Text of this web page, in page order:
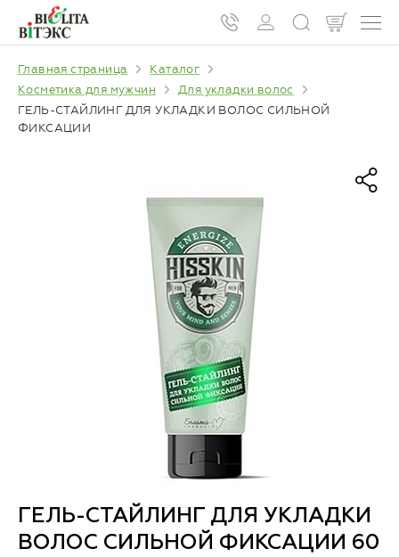
Главная страница
Каталог
Косметика для мужчин
Для укладки волос
ГЕЛЬ-СТАЙЛИНГ ДЛЯ УКЛАДКИ ВОЛОС СИЛЬНОЙ
ФИКСАЦИИ
ГЕЛЬ-СТАЙЛИНГ ДЛЯ УКЛАДКИ
ВОЛОС СИЛЬНОЙ ФИКСАЦИИ 60